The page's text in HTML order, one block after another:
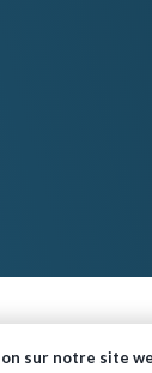
sur notre site